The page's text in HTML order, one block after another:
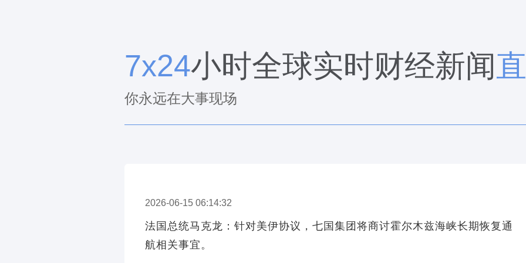
7x24小时全球实时财经新闻
你永远在大事现场
2026-06-15 06:14:32
法国总统马克龙：针对美伊协议，七国集团将商讨霍尔木兹海峡长期恢复通
航相关事宜。